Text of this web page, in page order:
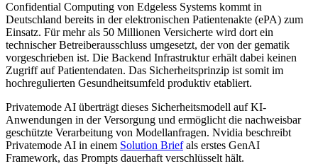
Confidential Computing von Edgeless Systems kommt in
Deutschland bereits in der elektronischen Patientenakte (ePA) zum
Einsatz. Für mehr als 50 Millionen Versicherte wird dort ein
technischer Betreiberausschluss umgesetzt, der von der gematik
vorgeschrieben ist. Die Backend Infrastruktur erhält dabei keinen
Zugriff auf Patientendaten. Das Sicherheitsprinzip ist somit im
hochregulierten Gesundheitsumfeld produktiv etabliert.
Privatemode AI überträgt dieses Sicherheitsmodell auf KI-
Anwendungen in der Versorgung und ermöglicht die nachweisbar
geschützte Verarbeitung von Modellanfragen. Nvidia beschreibt
Privatemode AI in einem Solution Briefals erstes GenAI
Framework, das Prompts dauerhaft verschlüsselt hält.